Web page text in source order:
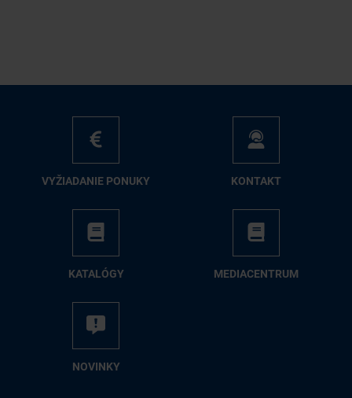
VY­ŽIA­DA­NIE PO­NU­KY KON­TAKT
KA­TA­LÓ­GY ME­DIA­CEN­TRUM
NO­VIN­KY